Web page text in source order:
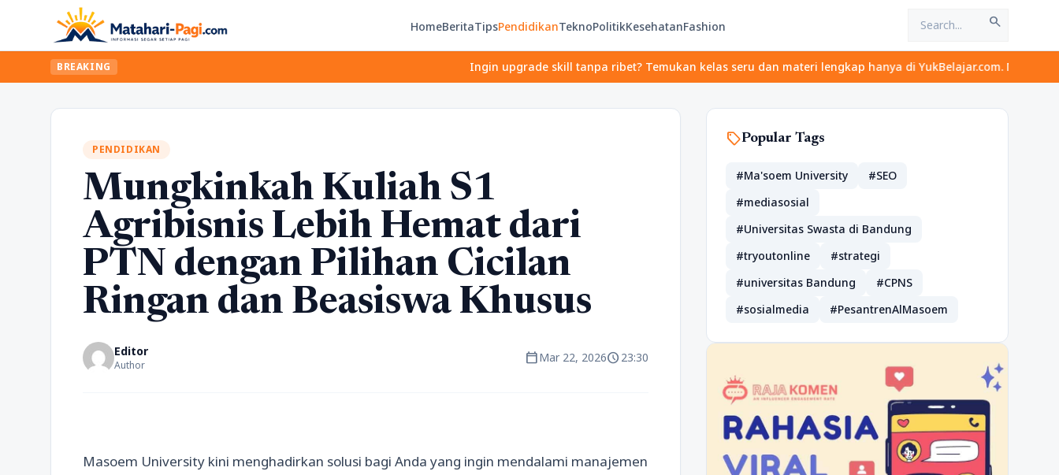
HomeBeritaTipsPendidikanTeknoPolitikKesehatanFashion search
BREAKING Ingin upgrade skill tanpa ribet? Temukan kelas seru dan materi lengkap hanya di YukBelajar.com. Mulai langkah
PENDIDIKAN
Mungkinkah Kuliah S1
Agribisnis Lebih Hemat dari
PTN dengan Pilihan Cicilan
Ringan dan Beasiswa Khusus
Editor
Author calendar_todayMar 22, 2026schedule23:30
Masoem University kini menghadirkan solusi bagi Anda yang ingin mendalami manajemen
sellPopular Tags
#Ma'soem University
#SEO
#mediasosial
#Universitas Swasta di Bandung
#tryoutonline
#strategi
#universitas Bandung
#CPNS
#sosialmedia
#PesantrenAlMasoem